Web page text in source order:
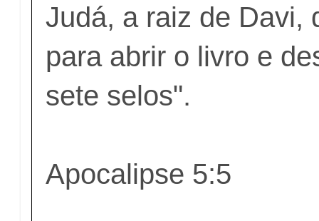
Judá, a raiz de Davi,
para abrir o livro e
sete selos".
Apocalipse 5:5